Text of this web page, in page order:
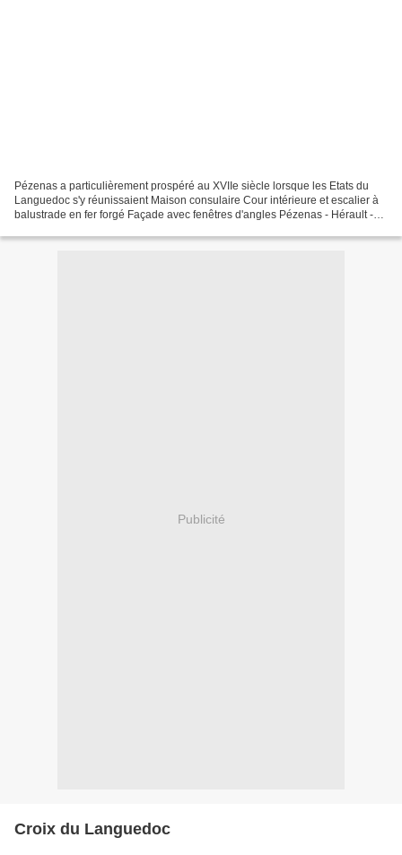
Pézenas a particulièrement prospéré au XVIIe siècle lorsque les Etats du
Languedoc s'y réunissaient Maison consulaire Cour intérieure et escalier à
balustrade en fer forgé Façade avec fenêtres d'angles Pézenas - Hérault -
Publicité
Croix du Languedoc